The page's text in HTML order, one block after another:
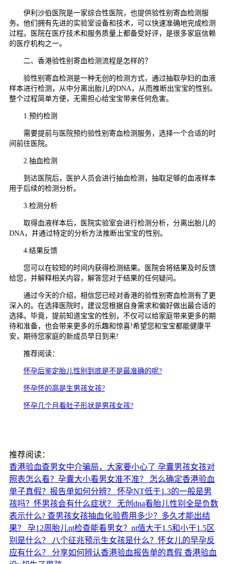
伊利沙伯医院是一家综合性医院，也提供验性别寄血检测服
务。他们拥有先进的实验室设备和技术，可以快速准确地完成检测
过程。医院在医疗技术和服务质量上都备受好评，是很多家庭信赖
的医疗机构之一。
二、香港验性别寄血检测流程是怎样的？
验性别寄血检测是一种无创的检测方式，通过抽取孕妇的血液
样本进行检测，从中分离出胎儿的DNA，从而推断出宝宝的性别。
整个过程简单方便，无需担心给宝宝带来任何危害。
1.预约检测
需要提前与医院预约验性别寄血检测服务，选择一个合适的时
间前往医院。
2.抽血检测
到达医院后，医护人员会进行抽血检测，抽取足够的血液样本
用于后续的检测分析。
3.检测分析
取得血液样本后，医院实验室会进行检测分析，分离出胎儿的
DNA，并通过特定的分析方法推断出宝宝的性别。
4.结果反馈
您可以在较短的时间内获得检测结果。医院会将结果及时反馈
给您，并解释相关内容，解答您对于结果的任何疑问。
通过今天的介绍，相信您已经对香港的验性别寄血检测有了更
深入的。在选择医院时，建议您根据自身需求和偏好做出最合适的
选择。毕竟，提前知道宝宝的性别，不仅可以给家庭带来更多的期
待和准备，也会带来更多的乐趣和惊喜!希望您和宝宝都能健康平
安，期待您家庭的新成员早日到来!
推荐阅读：
怀孕后鉴定胎儿性别到底是不是最准确的呢?
怀孕怀的高是生男孩女孩?
怀孕几个月看肚子形状是男孩女孩?
推荐阅读：
香港验血查男女中介骗局，大家要小心了 孕囊男孩女孩对
照表怎么看？孕囊大小看男女准不准？
怎么确定香港验血
单子真假？报告单如何分辨？
怀孕NT低于1.3的一般是男
孩吗？怀男孩会有什么症状？
无创dna看胎儿性别全是负数
表示什么? 查男孩女孩抽血化验费用多少？多久才能出结
果？
孕12周胎儿nt检查能看男女？nt值大于1.5和小于1.5区
别是什么？
八个征兆预示生女孩是什么？怀女儿的早孕反
应有什么？
分享如何辨认香港验血报告单的真假 香港验血